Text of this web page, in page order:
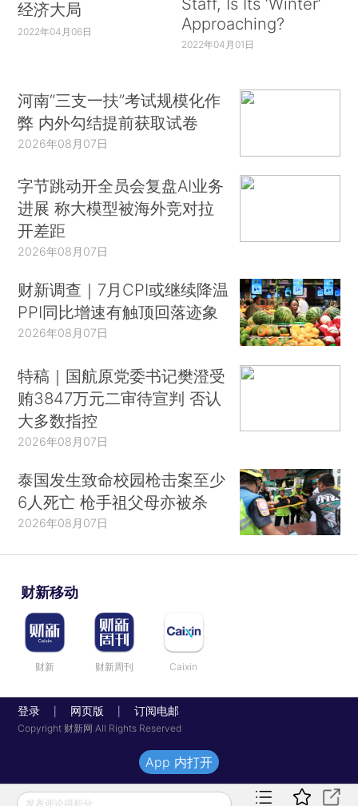
经济大局
2022年04月06日
Approaching?
2022年04月01日
河南“三支一扶”考试规模化作
弊 内外勾结提前获取试卷
2026年08月07日
字节跳动开全员会复盘AI业务
进展 称大模型被海外竞对拉
开差距
2026年08月07日
财新调查｜7月CPI或继续降温
PPI同比增速有触顶回落迹象
2026年08月07日
特稿｜国航原党委书记樊澄受
贿3847万元二审待宣判 否认
大多数指控
2026年08月07日
泰国发生致命校园枪击案至少
6人死亡 枪手祖父母亦被杀
2026年08月07日
财新移动
财新 财新周刊 Caixin
登录 网页版 订阅电邮
Copyright 财新网 All Rights Reserved
发表评论得积分
App 内打开